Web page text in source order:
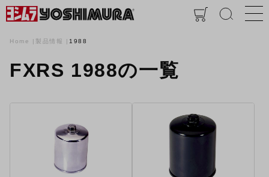
Home 製品情報 1988
FXRS 1988の一覧